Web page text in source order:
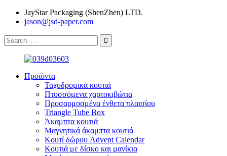
JayStar Packaging (ShenZhen) LTD.
jason@jsd-paper.com
Προϊόντα
Ταχυδρομικά κουτιά
Πτυσσόμενα χαρτοκιβώτια
Προσαρμοσμένα ένθετα πλαισίου
Triangle Tube Box
Άκαμπτα κουτιά
Μαγνητικά άκαμπτα κουτιά
Κουτί δώρου Advent Calendar
Κουτιά με δίσκο και μανίκια